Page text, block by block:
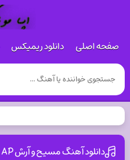
صفحه اصلی دانلود ریمیکس
دانلود آهنگ مسیح و آرش AP این تو بمیری